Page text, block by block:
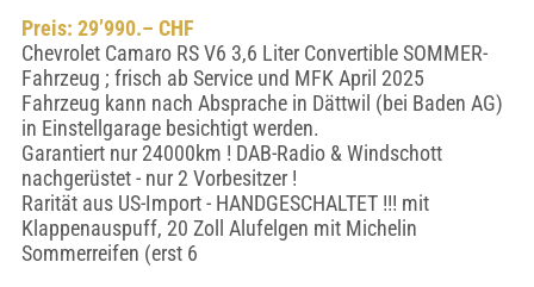
Preis: 29’990.– CHF
Chevrolet Camaro RS V6 3,6 Liter Convertible SOMMER-
Fahrzeug ; frisch ab Service und MFK April 2025
Fahrzeug kann nach Absprache in Dättwil (bei Baden AG)
in Einstellgarage besichtigt werden.
Garantiert nur 24000km ! DAB-Radio & Windschott
nachgerüstet - nur 2 Vorbesitzer !
Rarität aus US-Import - HANDGESCHALTET !!! mit
Klappenauspuff, 20 Zoll Alufelgen mit Michelin
Sommerreifen (erst 6